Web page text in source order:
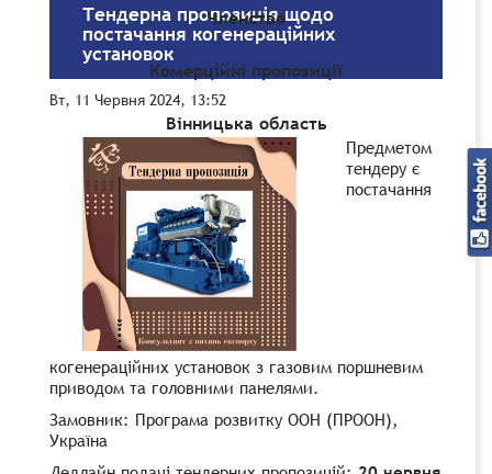
Членство
Комерційні пропозиції
Вінницька область
Тендерна пропозиція щодо
постачання когенераційних
установок
Вт, 11 Червня 2024, 13:52
Предметом
тендеру є
постачання
когенераційних установок з газовим поршневим
приводом та головними панелями.
Замовник: Програма розвитку ООН (ПРООН),
Україна